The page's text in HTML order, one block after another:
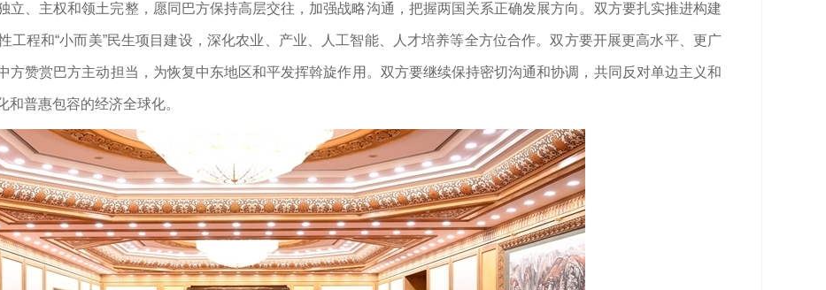
立、主权和领土完整，愿同巴方保持高层交往，加强战略沟通，把握两国关系正确发展方向。双方要扎实推进构建
工程和“小而美”民生项目建设，深化农业、产业、人工智能、人才培养等全方位合作。双方要开展更高水平、更广
方赞赏巴方主动担当，为恢复中东地区和平发挥斡旋作用。双方要继续保持密切沟通和协调，共同反对单边主义和
普惠包容的经济全球化。